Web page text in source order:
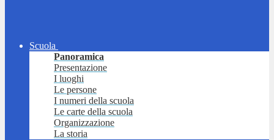
Scuola
Panoramica
Presentazione
I luoghi
Le persone
I numeri della scuola
Le carte della scuola
Organizzazione
La storia